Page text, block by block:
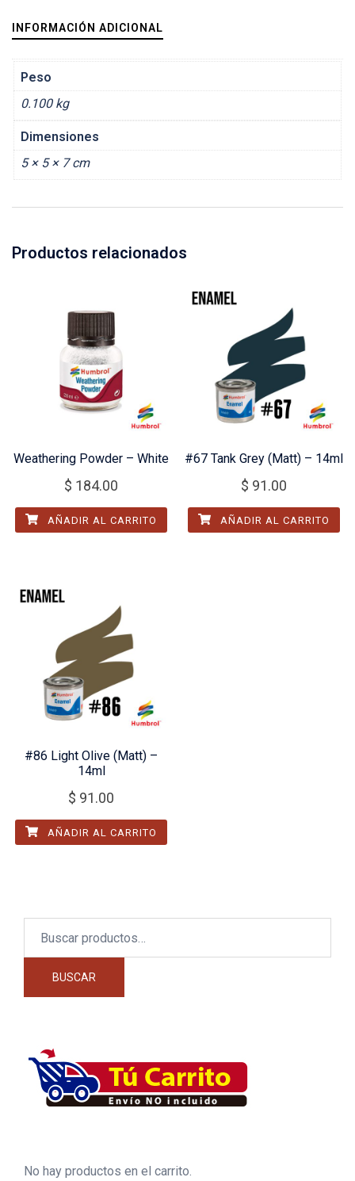
INFORMACIÓN ADICIONAL
Peso
0.100 kg
Dimensiones
5 × 5 × 7 cm
Productos relacionados
Weathering Powder – White
$ 184.00
AÑADIR AL CARRITO
#67 Tank Grey (Matt) – 14ml
$ 91.00
AÑADIR AL CARRITO
#86 Light Olive (Matt) –
14ml
$ 91.00
AÑADIR AL CARRITO
BUSCAR
No hay productos en el carrito.